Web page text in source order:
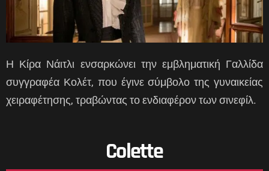
Η Κίρα Νάιτλι ενσαρκώνει την εμβληματική Γαλλίδα
συγγραφέα Κολέτ, που έγινε σύμβολο της γυναικείας
χειραφέτησης, τραβώντας το ενδιαφέρον των σινεφίλ.
Colette